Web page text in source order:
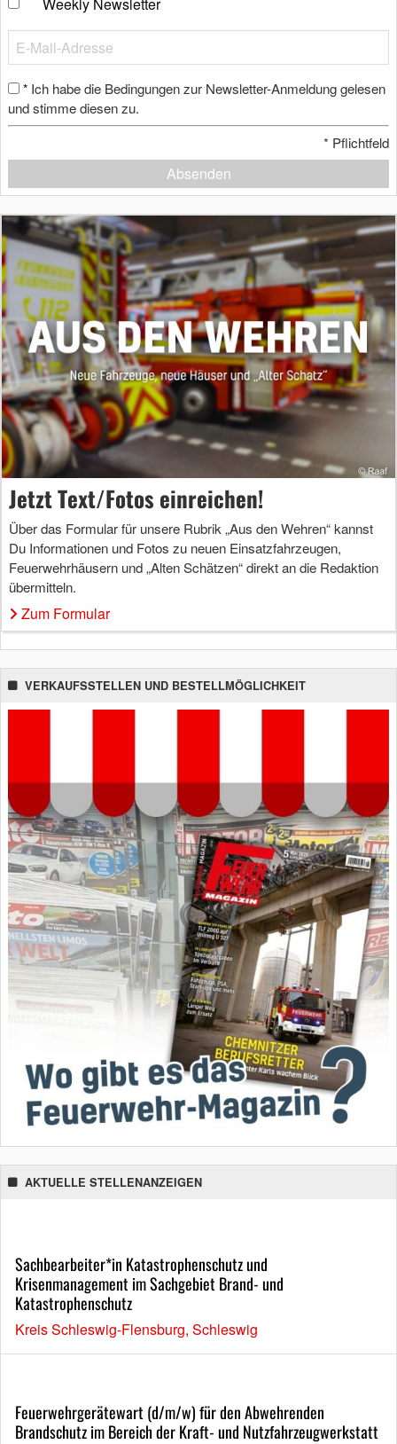
* Ich habe die Bedingungen zur Newsletter-Anmeldung gelesen
und stimme diesen zu.
* Pflichtfeld
Absenden
Jetzt Text/Fotos einreichen!
Über das Formular für unsere Rubrik „Aus den Wehren“ kannst
Du Informationen und Fotos zu neuen Einsatzfahrzeugen,
Feuerwehrhäusern und „Alten Schätzen“ direkt an die Redaktion
übermitteln.
Zum Formular
VERKAUFSSTELLEN UND BESTELLMÖGLICHKEIT
AKTUELLE STELLENANZEIGEN
Sachbearbeiter*in Katastrophenschutz und
Krisenmanagement im Sachgebiet Brand- und
Katastrophenschutz
Kreis Schleswig-Flensburg, Schleswig
Feuerwehrgerätewart (d/m/w) für den Abwehrenden
Brandschutz im Bereich der Kraft- und Nutzfahrzeugwerkstatt